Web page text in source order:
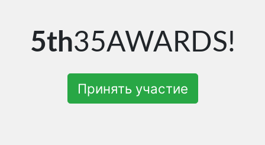
5th35AWARDS!
Принять участие